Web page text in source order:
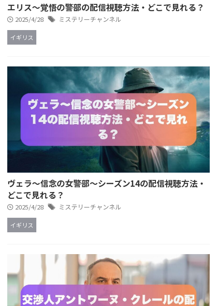
エリス～覚悟の警部の配信視聴方法・どこで見れる？
2025/4/28 ミステリーチャンネル
イギリス
ヴェラ～信念の女警部～シーズン14の配信視聴方法・
どこで見れる？
2025/4/28 ミステリーチャンネル
イギリス